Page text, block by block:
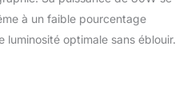
fan works
when the
is above 60℃(140°F),
à un faible pourcentage
luminosité optimale sans éblouir.